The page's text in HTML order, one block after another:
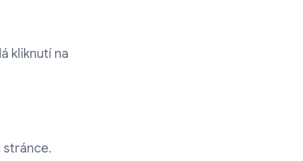
kliknutí na
stránce.